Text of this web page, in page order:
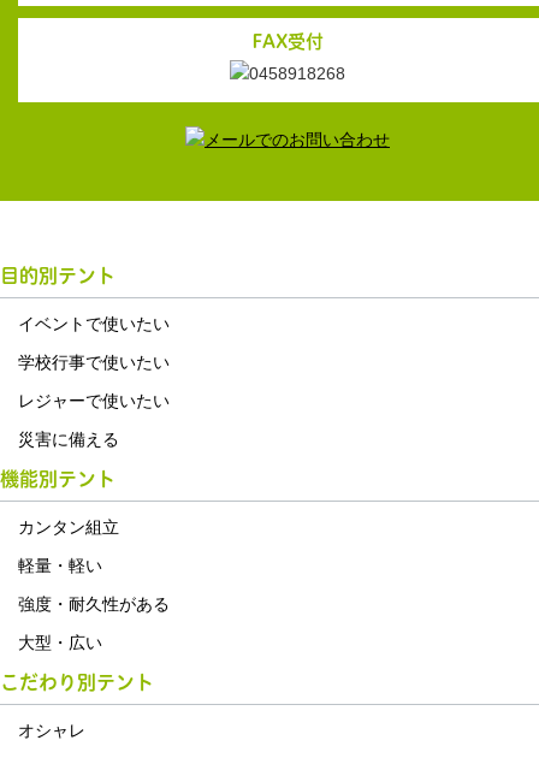
FAX受付
目的別テント
イベントで使いたい
学校行事で使いたい
レジャーで使いたい
災害に備える
機能別テント
カンタン組立
軽量・軽い
強度・耐久性がある
大型・広い
こだわり別テント
オシャレ